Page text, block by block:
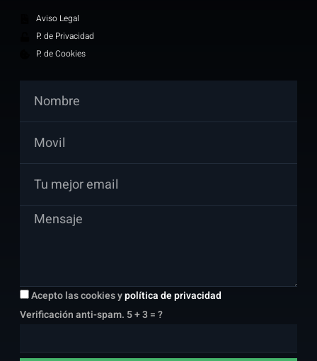
Aviso Legal
P. de Privacidad
P. de Cookies
Acepto las cookies ypolítica de privacidad
Verificación anti-spam. 5 + 3 = ?